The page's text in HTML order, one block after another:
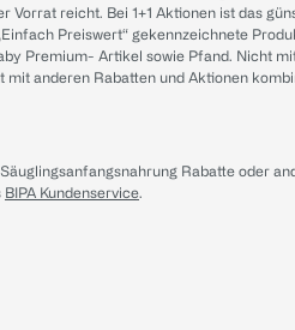
reicht. Bei 1+1 Aktionen ist das
Preiswert“ gekennzeichnete
Premium- Artikel sowie Pfand.
mit anderen Rabatten und Aktionen
Rabatte oder
BIPA Kundenservice.